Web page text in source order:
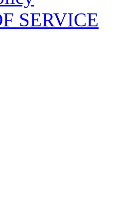
SERVICE